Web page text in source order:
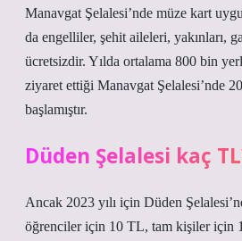
Manavgat Şelalesi’nde müze kart
da engelliler, şehit aileleri, yakınları,
ücretsizdir. Yılda ortalama 800 bin
ziyaret ettiği Manavgat Şelalesi’nde
başlamıştır.
Düden Şelalesi kaç
Ancak 2023 yılı için Düden
öğrenciler için 10 TL, tam kişiler için